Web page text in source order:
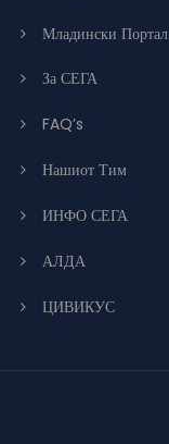
Младински Портал
За СЕГА
FAQ’s
Нашиот Тим
ИНФО СЕГА
АЛДА
ЦИВИКУС